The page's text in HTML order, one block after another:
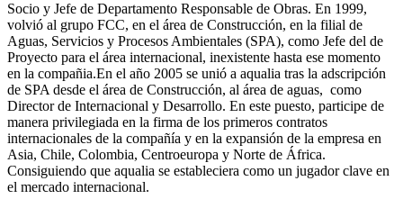
Socio y Jefe de Departamento Responsable de Obras. En 1999,
volvió al grupo FCC, en el área de Construcción, en la filial de
Aguas, Servicios y Procesos Ambientales (SPA), como Jefe del de
Proyecto para el área internacional, inexistente hasta ese momento
en la compañia.En el año 2005 se unió a aqualia tras la adscripción
de SPA desde el área de Construcción, al área de aguas, como
Director de Internacional y Desarrollo. En este puesto, participe de
manera privilegiada en la firma de los primeros contratos
internacionales de la compañía y en la expansión de la empresa en
Asia, Chile, Colombia, Centroeuropa y Norte de África.
Consiguiendo que aqualia se estableciera como un jugador clave en
el mercado internacional.